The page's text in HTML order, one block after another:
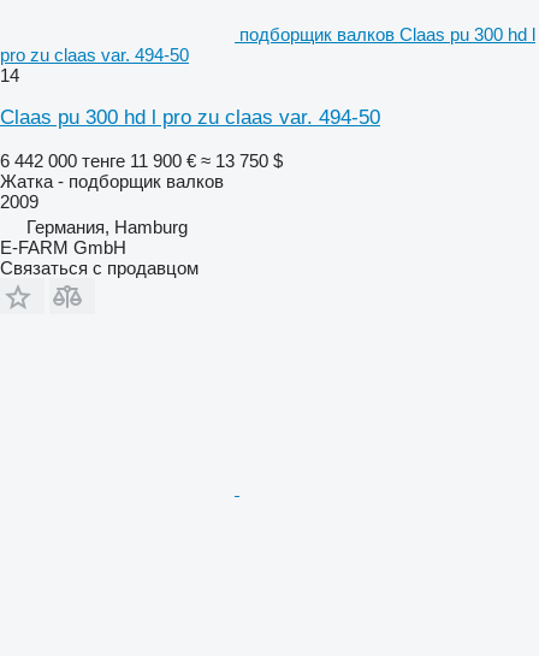
подборщик валков Claas pu 300 hd l
pro zu claas var. 494-50
14
Claas pu 300 hd l pro zu claas var. 494-50
6 442 000 тенге 11 900 € ≈ 13 750 $
Жатка - подборщик валков
2009
Германия, Hamburg
E-FARM GmbH
Связаться с продавцом